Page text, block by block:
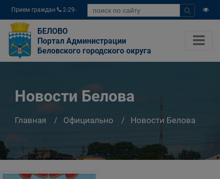
Прием граждан
2-29-
04
БЕЛОВО
Портал Администрации
Беловского городского округа
Новости Белова
Главная Официально Новости Белова